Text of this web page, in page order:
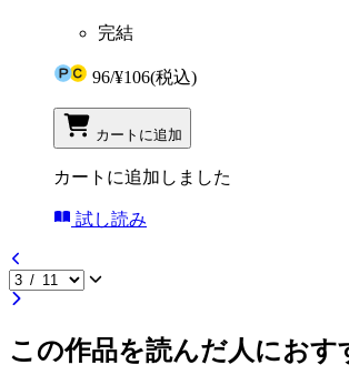
完結
96/¥106(税込)
カートに追加
カートに追加しました
試し読み
この作品を読んだ人におす